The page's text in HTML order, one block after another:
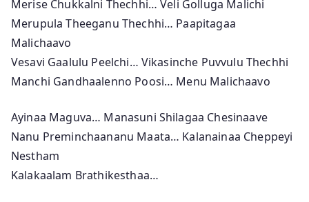
Merise Chukkalni Thechhi… Veli Golluga Malichi
Merupula Theeganu Thechhi… Paapitagaa
Malichaavo
Vesavi Gaalulu Peelchi… Vikasinche Puvvulu Thechhi
Manchi Gandhaalenno Poosi… Menu Malichaavo
Ayinaa Maguva… Manasuni Shilagaa Chesinaave
Nanu Preminchaananu Maata… Kalanainaa Cheppeyi
Nestham
Kalakaalam Brathikesthaa…